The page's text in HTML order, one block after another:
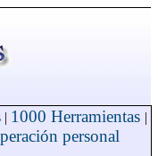
| 1000 Herramientas |
personal